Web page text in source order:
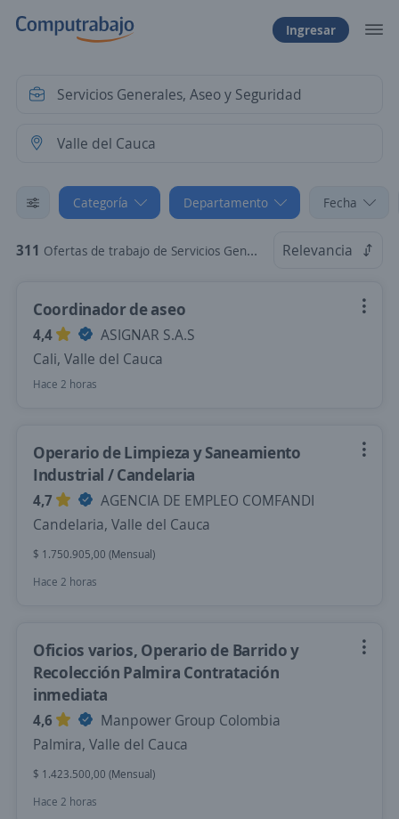
Ingresar
Categoría Departamento Fecha
311 Ofertas de trabajo de Servicios Generales, Aseo y Seguridad en Valle del Cauca Relevancia
Coordinador de aseo
4,4
ASIGNAR S.A.S
Cali, Valle del Cauca
Hace 2 horas
Operario de Limpieza y Saneamiento
Industrial / Candelaria
4,7
AGENCIA DE EMPLEO COMFANDI
Candelaria, Valle del Cauca
$ 1.750.905,00 (Mensual)
Hace 2 horas
Oficios varios, Operario de Barrido y
Recolección Palmira Contratación
inmediata
4,6
Manpower Group Colombia
Palmira, Valle del Cauca
$ 1.423.500,00 (Mensual)
Hace 2 horas